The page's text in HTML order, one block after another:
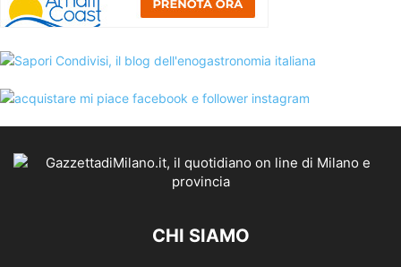
CHI SIAMO